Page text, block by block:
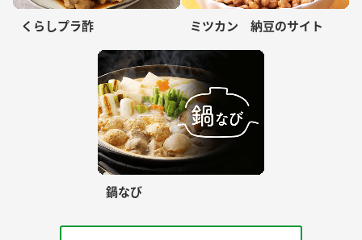
くらしプラ酢 ミツカン 納豆のサイト
鍋なび